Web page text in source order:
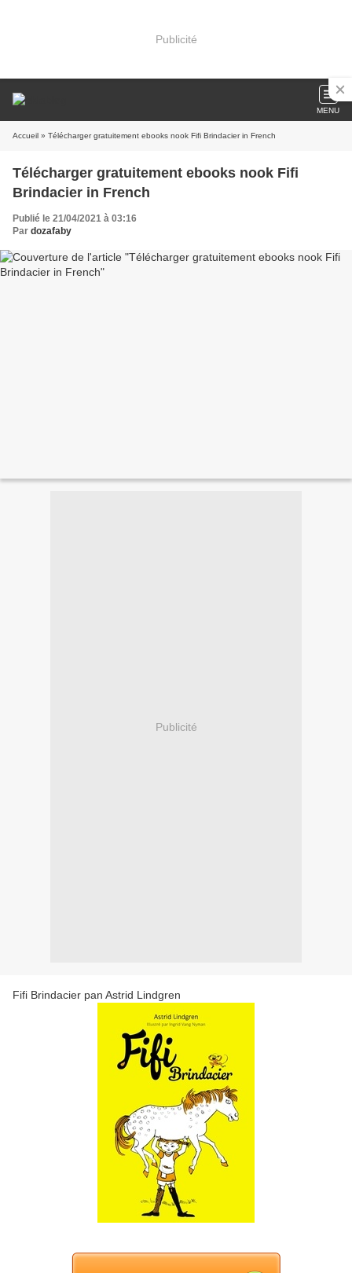
Publicité
MENU
Accueil » Télécharger gratuitement ebooks nook Fifi Brindacier in French
Télécharger gratuitement ebooks nook Fifi
Brindacier in French
Publié le 21/04/2021 à 03:16
Par dozafaby
Publicité
Fifi Brindacier pan Astrid Lindgren